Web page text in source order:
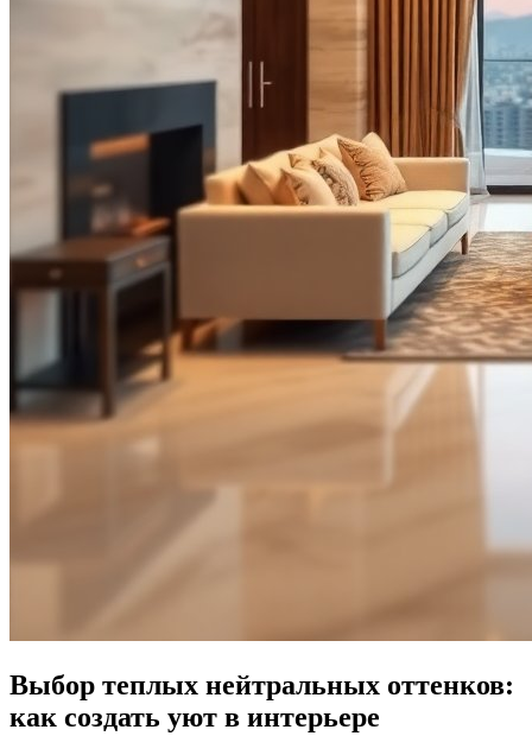
Выбор теплых нейтральных оттенков:
как создать уют в интерьере